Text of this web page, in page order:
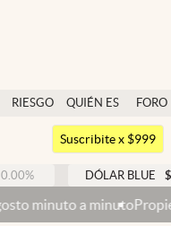
RIESGO
QUIÉN ES
QUIÉN
FORO
Argentina
México
Suscribite x $999
% DÓLAR BLUE $
a minuto Propiedad